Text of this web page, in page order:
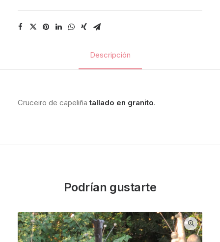
Descripción
Cruceiro de capeliñatallado en granito.
Podrían gustarte